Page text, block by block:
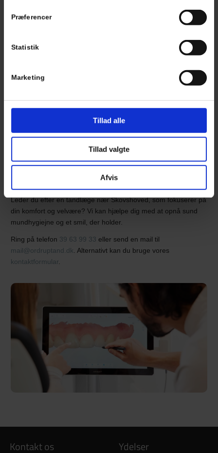
Præferencer
Statistik
Marketing
Tillad alle
Tillad valgte
Afvis
oplevelse, og vi tilpasser behandlingen, så den passer bedst
behandling ønsker vi at gøre dit besøg til en positiv oplevelse
Hos Ordrup Tand tilbyder vi et bredt udvalg af behandlinger, så
du kan få opfyldt dine behov ét sted. Fra rutinemæssige
Hvis der er behov for yderligere ekspertise, samarbejder vi med
Book en tid hos din tandlæge nær
Leder du efter en tandlæge nær Skovshoved, som fokuserer på
din komfort og velvære? Vi kan hjælpe dig med at opnå sund
mundhygiejne og et smil, der holder.
Ring på telefon 39 63 99 33 eller send en mail til
mail@ordruptand.dk . Alternativt kan du bruge vores
kontaktformular
Kontakt os Ydelser